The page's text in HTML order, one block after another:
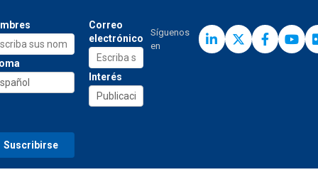
Correo
electrónico
Interés
Síguenos
en